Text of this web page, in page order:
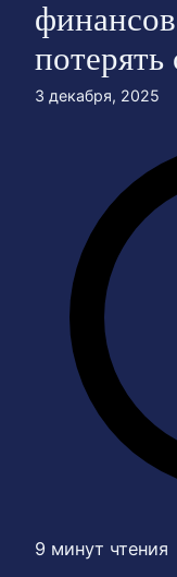
потерять
3 декабря, 2025
9 минут чтения